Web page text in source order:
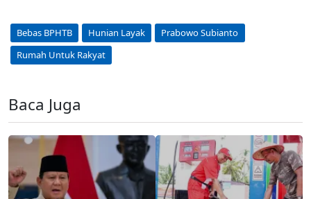
Bebas BPHTB Hunian Layak
Prabowo Subianto
Rumah Untuk Rakyat
Baca Juga